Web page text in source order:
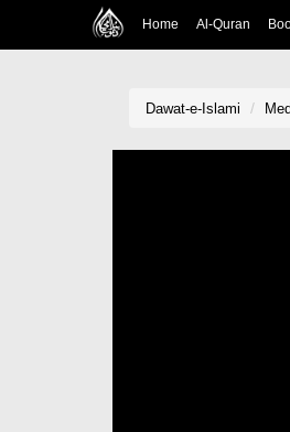
Home Al-Quran
Dawat-e-Islami